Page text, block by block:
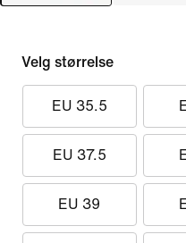
Velg størrelse
EU 35.5
EU 37.5
EU 39